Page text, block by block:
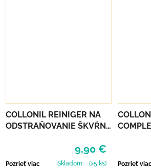
COLLONIL REINIGER NA
ODSTRAŇOVANIE ŠKVŔN
9,90 €
Pozrieť viac Skladom (>5 ks) Pozrieť